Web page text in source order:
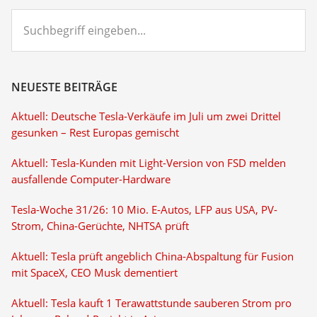
eingeben...
NEUESTE BEITRÄGE
Aktuell: Deutsche Tesla-Verkäufe im Juli um zwei Drittel
gesunken – Rest Europas gemischt
Aktuell: Tesla-Kunden mit Light-Version von FSD melden
ausfallende Computer-Hardware
Tesla-Woche 31/26: 10 Mio. E-Autos, LFP aus USA, PV-
Strom, China-Gerüchte, NHTSA prüft
Aktuell: Tesla prüft angeblich China-Abspaltung für Fusion
mit SpaceX, CEO Musk dementiert
Aktuell: Tesla kauft 1 Terawattstunde sauberen Strom pro